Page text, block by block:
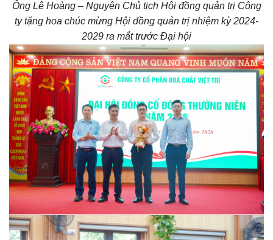
Ông Lê Hoàng – Nguyên Chủ tịch Hội đồng quản trị Công
ty tặng hoa chúc mừng Hội đồng quản trị nhiệm kỳ 2024-
2029 ra mắt trước Đại hội